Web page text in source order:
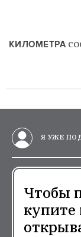
КИЛОМЕТРА
Я УЖЕ
Чтобы
купите